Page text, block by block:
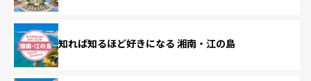
知れば知るほど好きになる 湘南・江の島